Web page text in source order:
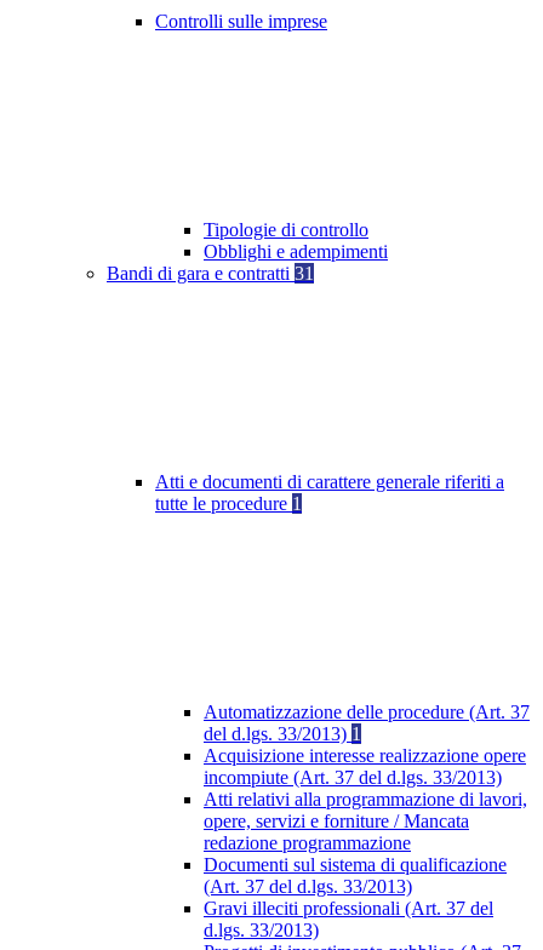
Controlli sulle imprese
Tipologie di controllo
Obblighi e adempimenti
Bandi di gara e contratti 31
Atti e documenti di carattere generale riferiti a
tutte le procedure 1
Automatizzazione delle procedure (Art. 37
del d.lgs. 33/2013) 1
Acquisizione interesse realizzazione opere
incompiute (Art. 37 del d.lgs. 33/2013)
Atti relativi alla programmazione di lavori,
opere, servizi e forniture / Mancata
redazione programmazione
Documenti sul sistema di qualificazione
(Art. 37 del d.lgs. 33/2013)
Gravi illeciti professionali (Art. 37 del
d.lgs. 33/2013)